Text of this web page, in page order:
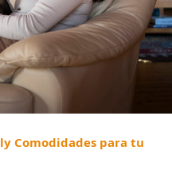
Comodidades para tu